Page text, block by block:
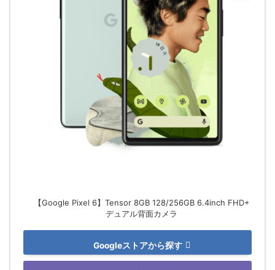
【Google Pixel 6】Tensor 8GB 128/256GB 6.4inch FHD+
デュアル背面カメラ
Googleストアから探す